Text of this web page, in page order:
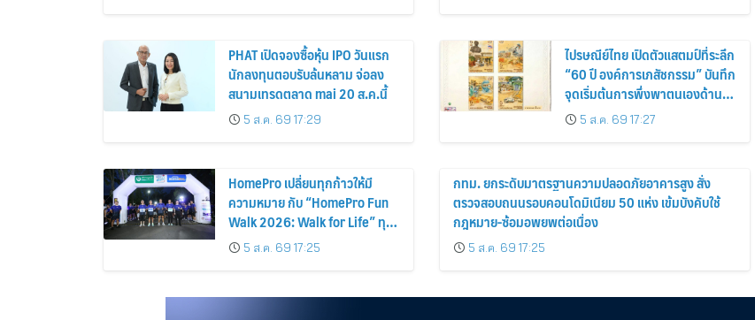
PHAT เปิดจองซื้อหุ้น IPO วันแรก
นักลงทุนตอบรับล้นหลาม จ่อลง
สนามเทรดตลาด mai 20 ส.ค.นี้
5 ส.ค. 69 17:29
ไปรษณีย์ไทย เปิดตัวแสตมป์ที่ระลึก
“60 ปี องค์การเภสัชกรรม” บันทึก
จุดเริ่มต้นการพึ่งพาตนเองด้านยา
ของไทย สู่ 6 ทศวรรษแห่งการ
พัฒนาสุขภาพคนไทย
5 ส.ค. 69 17:27
HomePro เปลี่ยนทุกก้าวให้มี
ความหมาย กับ “HomePro Fun
Walk 2026: Walk for Life” ทุก
ก้าวที่เดิน… คือโอกาสแห่งการมี
ชีวิต
5 ส.ค. 69 17:25
กทม. ยกระดับมาตรฐานความปลอดภัยอาคารสูง สั่ง
ตรวจสอบถนนรอบคอนโดมิเนียม 50 แห่ง เข้มบังคับใช้
กฎหมาย-ซ้อมอพยพต่อเนื่อง
5 ส.ค. 69 17:25